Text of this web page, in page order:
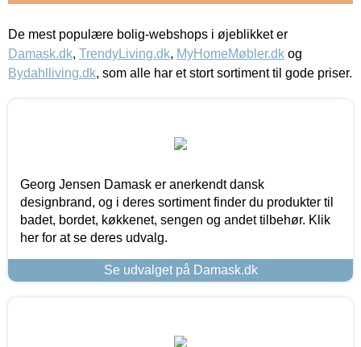
De mest populære bolig-webshops i øjeblikket er
Damask.dk, TrendyLiving.dk, MyHomeMøbler.dk og
Bydahlliving.dk, som alle har et stort sortiment til gode priser.
Georg Jensen Damask er anerkendt dansk
designbrand, og i deres sortiment finder du produkter til
badet, bordet, køkkenet, sengen og andet tilbehør. Klik
her for at se deres udvalg.
Se udvalget på Damask.dk